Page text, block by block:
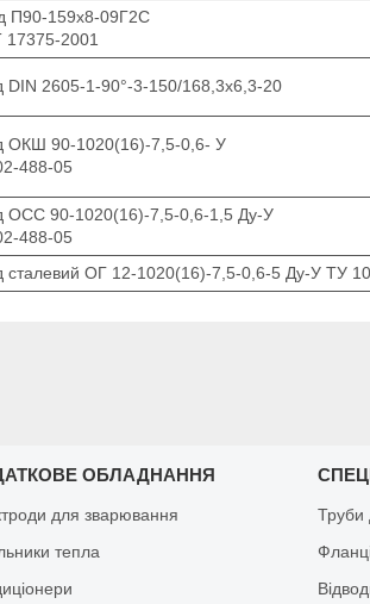
П90-159х8-09Г2С
2001
DIN 2605-1-90°-3-150/168,3x6,3-20
ОКШ 90-1020(16)-7,5-0,6- У
488-05
ОСС 90-1020(16)-7,5-0,6-1,5 Ду-У
488-05
сталевий ОГ 12-1020(16)-7,5-0,6-5 Ду-У ТУ
ОБЛАДНАННЯ
для зварювання
тепла
Труби